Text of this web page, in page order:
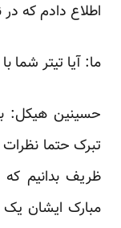
اطلاع دادم که
ما: آیا تیتر
حسینین هیکل:
تبرک حتما
ظریف بدانیم
مبارک ایشان یک